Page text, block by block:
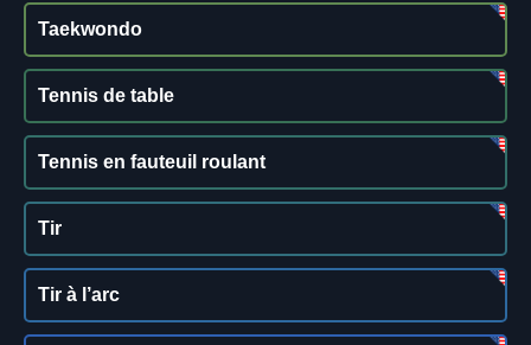
Taekwondo
Tennis de table
Tennis en fauteuil roulant
Tir
Tir à l’arc